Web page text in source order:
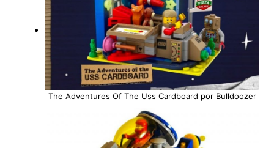
The Adventures Of The Uss Cardboard por Bulldoozer